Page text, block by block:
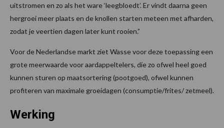
uitstromen en zo als het ware ‘leegbloedt’. Er vindt daarna geen
hergroei meer plaats en de knollen starten meteen met afharden,
zodat je veertien dagen later kunt rooien.”
Voor de Nederlandse markt ziet Wasse voor deze toepassing een
grote meerwaarde voor aardappeltelers, die zo ofwel heel goed
kunnen sturen op maatsortering (pootgoed), ofwel kunnen
profiteren van maximale groeidagen (consumptie/frites/ zetmeel).
Werking